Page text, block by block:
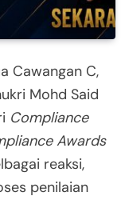
Cawangan C,
Mohd Said
Compliance
Awards
reaksi,
penilaian